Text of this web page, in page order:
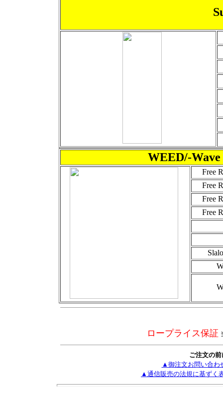
WEED/-
Free
Free
Free
Free
ロープライス保証
ご注文の
▲御注文お問い合わ
▲通信販売の法規に基ずく